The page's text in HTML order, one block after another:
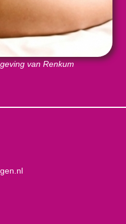
van Renkum